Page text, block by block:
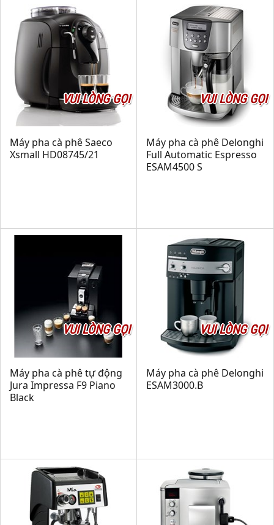
VUI LÒNG GỌI
Máy pha cà phê Saeco
Xsmall HD08745/21
VUI LÒNG GỌI
Máy pha cà phê Delonghi
Full Automatic Espresso
ESAM4500 S
VUI LÒNG GỌI
Máy pha cà phê tự động
Jura Impressa F9 Piano
Black
VUI LÒNG GỌI
Máy pha cà phê Delonghi
ESAM3000.B